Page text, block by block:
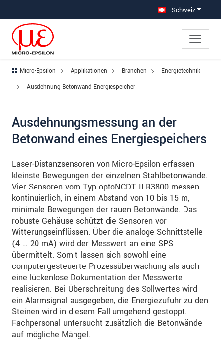
Schweiz
Micro-Epsilon Applikationen Branchen
Energietechnik
Ausdehnung Betonwand Energiespeicher
Ausdehnungsmessung an der
Betonwand eines Energiespeichers
Laser-Distanzsensoren von Micro-Epsilon erfassen
kleinste Bewegungen der einzelnen Stahlbetonwände.
Vier Sensoren vom Typ optoNCDT ILR3800 messen
kontinuierlich, in einem Abstand von 10 bis 15 m,
minimale Bewegungen der rauen Betonwände. Das
robuste Gehäuse schützt die Sensoren vor
Witterungseinflüssen. Über die analoge Schnittstelle
(4 … 20 mA) wird der Messwert an eine SPS
übermittelt. Somit lassen sich sowohl eine
computergesteuerte Prozessüberwachung als auch
eine lückenlose Dokumentation der Messwerte
realisieren. Bei Überschreitung des Sollwertes wird
ein Alarmsignal ausgegeben, die Energiezufuhr zu den
Steinen wird in diesem Fall umgehend gestoppt.
Fachpersonal untersucht zusätzlich die Betonwände
auf mögliche Mängel.